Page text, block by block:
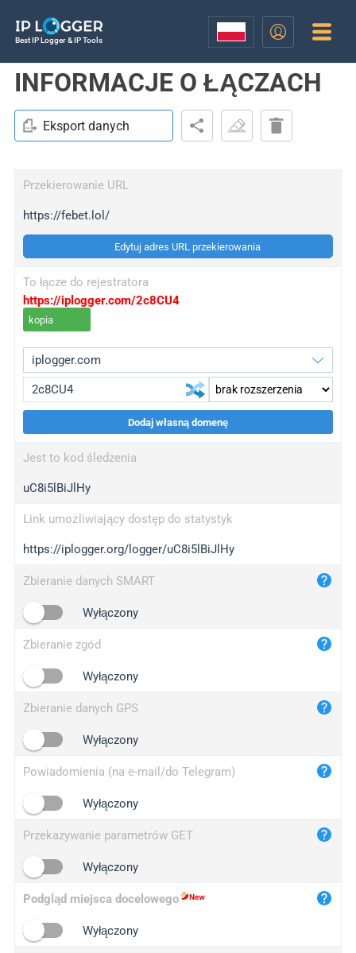
Best IP Logger & IP Tools
INFORMACJE O ŁĄCZACH
Eksport danych
Przekierowanie URL
https://febet.lol/
Edytuj adres URL przekierowania
To łącze do rejestratora
https://iplogger.com/2c8CU4
kopia
wl.gl
ed.tc
iplogger.com
maper.info
2no.co
yip.su
iplogger.info
Dodaj własną domenę
Jest to kod śledzenia
uC8i5lBiJlHy
Link umożliwiający dostęp do statystyk
https://iplogger.org/logger/uC8i5lBiJlHy
Zbieranie danych SMART
Wyłączony
Zbieranie zgód
Wyłączony
Zbieranie danych GPS
Wyłączony
Powiadomienia (na e-mail/do Telegram)
Wyłączony
Przekazywanie parametrów GET
Wyłączony
Podgląd miejsca docelowego
Wyłączony